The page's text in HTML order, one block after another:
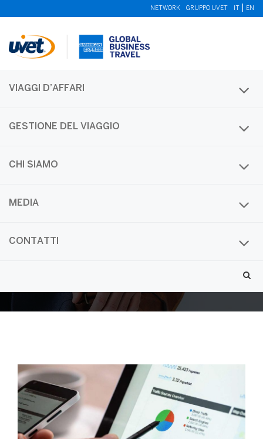
NETWORK GRUPPO UVET EN
VIAGGI D’AFFARI
GESTIONE DEL VIAGGIO
CHI SIAMO
MEDIA
CONTATTI